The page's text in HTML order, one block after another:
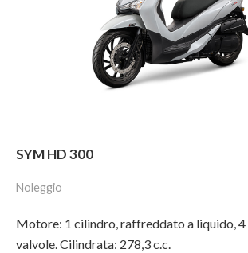
SYM HD 300
Noleggio
Motore: 1 cilindro, raffreddato a liquido, 4
valvole. Cilindrata: 278,3 c.c.